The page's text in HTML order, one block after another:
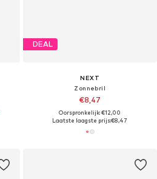
DEAL
NEXT
Zonnebril
€8,47
Oorspronkelijk: €12,00
Laatste laagste prijs:€8,47